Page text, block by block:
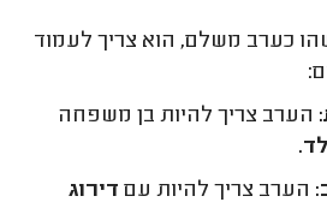
כערב משלם, הוא צריך לעמוד
הערב צריך להיות בן משפחה
הערב צריך להיות עם דירוג